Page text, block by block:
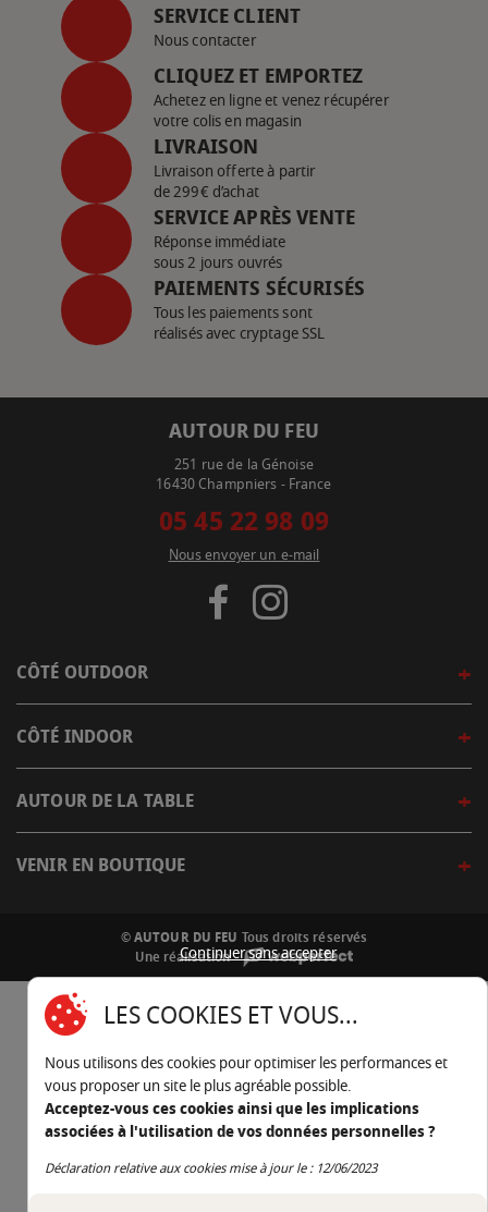
SERVICE CLIENT
Nous contacter
CLIQUEZ ET EMPORTEZ
Achetez en ligne et venez récupérer
votre colis en magasin
LIVRAISON
Livraison offerte à partir
de 299€ d’achat
SERVICE APRÈS VENTE
Réponse immédiate
sous 2 jours ouvrés
PAIEMENTS SÉCURISÉS
Tous les paiements sont
réalisés avec cryptage SSL
AUTOUR DU FEU
251 rue de la Génoise
16430 Champniers - France
05 45 22 98 09
Nous envoyer un e-mail
CÔTÉ OUTDOOR
CÔTÉ INDOOR
AUTOUR DE LA TABLE
VENIR EN BOUTIQUE
© AUTOUR DU FEU Tous droits réservés
Une réalisation
Continuer sans accepter
LES COOKIES ET VOUS...
Nous utilisons des cookies pour optimiser les performances et
vous proposer un site le plus agréable possible.
Acceptez-vous ces cookies ainsi que les implications
associées à l'utilisation de vos données personnelles ?
Déclaration relative aux cookies mise à jour le : 12/06/2023
Continuer sans accepter